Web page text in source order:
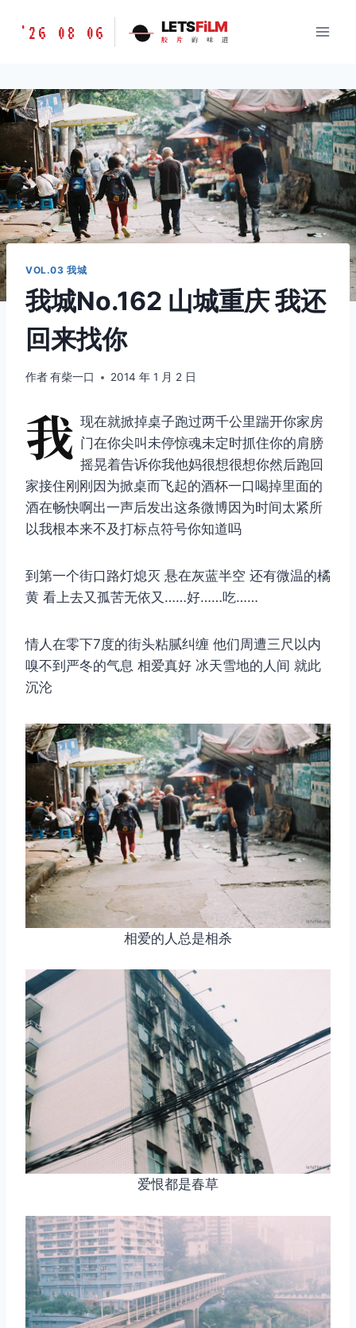
胶
味
道
LETSFILM
'26 08 06 LETSFiLM
胶 片 的 味 道
VOL.03 我城
我城No.162 山城重庆 我还
回来找你
作者有柴一口 2014 年 1 月 2 日
我 现在就掀掉桌子跑过两千公里踹开你家房
门在你尖叫未停惊魂未定时抓住你的肩膀
摇晃着告诉你我他妈很想很想你然后跑回
家接住刚刚因为掀桌而飞起的酒杯一口喝掉里面的
酒在畅快啊出一声后发出这条微博因为时间太紧所
以我根本来不及打标点符号你知道吗
到第一个街口路灯熄灭 悬在灰蓝半空 还有微温的橘
黄 看上去又孤苦无依又……好……吃……
情人在零下7度的街头粘腻纠缠 他们周遭三尺以内
嗅不到严冬的气息 相爱真好 冰天雪地的人间 就此
沉沦
相爱的人总是相杀
爱恨都是春草